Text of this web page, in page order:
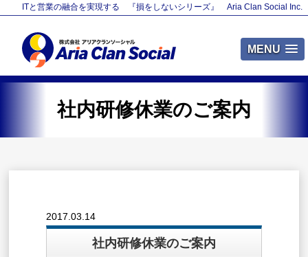
MENU
ITと営業の融合を実現する 『損をしないシリーズ』 Aria Clan Social Inc.
社内研修休業のご案内
2017.03.14
社内研修休業のご案内